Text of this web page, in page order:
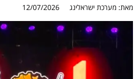
מאת: מערכת ישראלינג 12/07/2026